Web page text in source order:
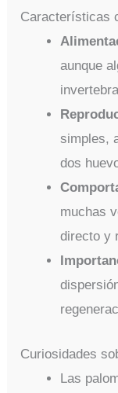
Características
aunque
simples,
dos
muchas
directo y
Curiosidades
Las